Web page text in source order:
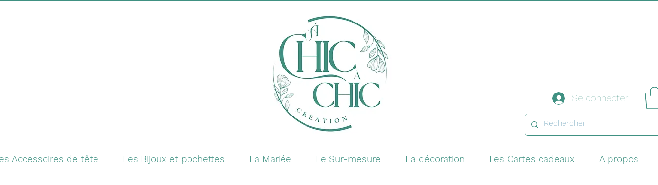
Se connecter
Accessoires de tête Les Bijoux et pochettes La Mariée Le Sur-mesure La décoration Les Cartes cadeaux A propos